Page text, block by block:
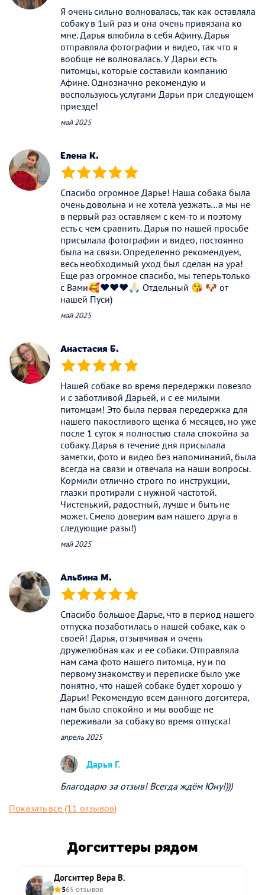
Я очень сильно волновалась, так как оставляла
собаку в 1ый раз и она очень привязана ко
мне. Дарья влюбила в себя Афину. Дарья
отправляла фотографии и видео, так что я
вообще не волновалась. У Дарьи есть
питомцы, которые составили компанию
Афине. Однозначно рекомендую и
воспользуюсь услугами Дарьи при следующем
приезде!
май 2025
Елена К.
(*) (*) (*) (*) (*)
Спасибо огромное Дарье! Наша собака была
очень довольна и не хотела уезжать…а мы не
в первый раз оставляем с кем-то и поэтому
есть с чем сравнить. Дарья по нашей просьбе
присылала фотографии и видео, постоянно
была на связи. Определенно рекомендуем,
весь необходимый уход был сделан на ура!
Еще раз огромное спасибо, мы теперь только
с Вами🥰❤️❤️❤️🙏🏻 Отдельный 😘 🐶 от
нашей Пуси)
май 2025
Анастасия Б.
(*) (*) (*) (*) (*)
Нашей собаке во время передержки повезло
и с заботливой Дарьей, и с ее милыми
питомцам! Это была первая передержка для
нашего пакостливого щенка 6 месяцев, но уже
после 1 суток я полностью стала спокойна за
собаку. Дарья в течение дня присылала
заметки, фото и видео без напоминаний, была
всегда на связи и отвечала на наши вопросы.
Кормили отлично строго по инструкции,
глазки протирали с нужной частотой.
Чистенький, радостный, лучше и быть не
может. Смело доверим вам нашего друга в
следующие разы!)
май 2025
Альбина М.
(*) (*) (*) (*) (*)
Спасибо большое Дарье, что в период нашего
отпуска позаботилась о нашей собаке, как о
своей! Дарья, отзывчивая и очень
дружелюбная как и ее собаки. Отправляла
нам сама фото нашего питомца, ну и по
первому знакомству и переписке было уже
понятно, что нашей собаке будет хорошо у
Дарьи! Рекомендую всем данного догситера,
нам было спокойно и мы вообще не
переживали за собаку во время отпуска!
апрель 2025
Дарья Г.
Благодарю за отзыв! Всегда ждём Юну!)))
Показать все (11 отзывов)
Догситтеры рядом
Догситтер Вера В.
565 отзывов